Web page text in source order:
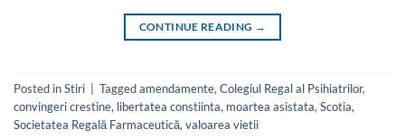
CONTINUE READING →
Posted inStiri Taggedamendamente, Colegiul Regal al Psihiatrilor,
convingeri crestine, libertatea constiinta, moartea asistata, Scotia,
Societatea Regală Farmaceutică, valoarea vietii